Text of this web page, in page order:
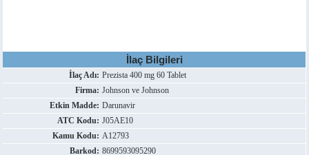
İlaç Bilgileri
İlaç Adı: Prezista 400 mg 60 Tablet
Firma: Johnson ve Johnson
Etkin Madde: Darunavir
ATC Kodu: J05AE10
Kamu Kodu: A12793
Barkod: 8699593095290